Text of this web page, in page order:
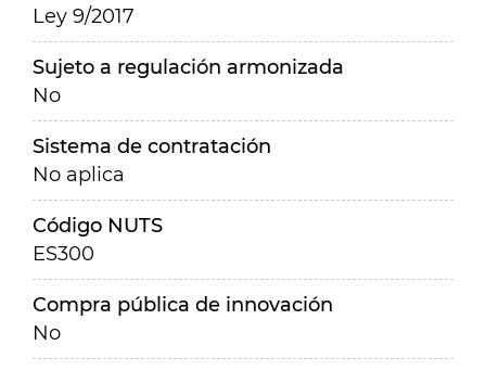
Ley 9/2017
Sujeto a regulación armonizada
No
Sistema de contratación
No aplica
Código NUTS
ES300
Compra pública de innovación
No